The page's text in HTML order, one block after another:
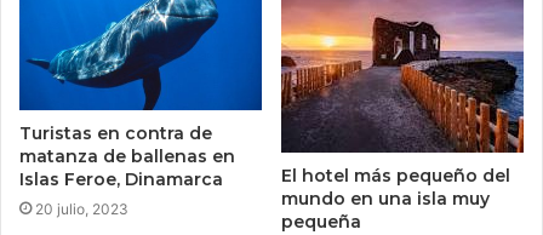
Turistas en contra de
matanza de ballenas en
Islas Feroe, Dinamarca
20 julio, 2023
El hotel más pequeño del
mundo en una isla muy
pequeña